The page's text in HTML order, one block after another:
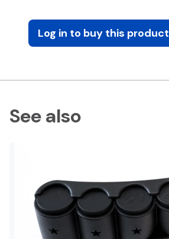
Log in to buy this product
See also